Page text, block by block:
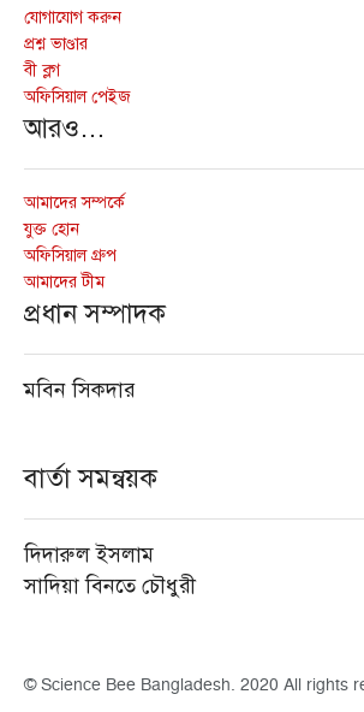
যোগাযোগ করুন
প্রশ্ন ভাণ্ডার
বী ব্লগ
অফিসিয়াল পেইজ
আরও…
আমাদের সম্পর্কে
যুক্ত হোন
অফিসিয়াল গ্রুপ
আমাদের টীম
প্রধান সম্পাদক
মবিন সিকদার
বার্তা সমন্বয়ক
দিদারুল ইসলাম
সাদিয়া বিনতে চৌধুরী
© Science Bee Bangladesh. 2020 All rights